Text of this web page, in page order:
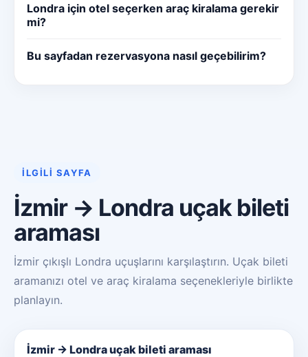
Londra için otel seçerken araç kiralama gerekir
mi?
Bu sayfadan rezervasyona nasıl geçebilirim?
İLGILI SAYFA
İzmir → Londra uçak bileti
araması
İzmir çıkışlı Londra uçuşlarını karşılaştırın. Uçak bileti
aramanızı otel ve araç kiralama seçenekleriyle birlikte
planlayın.
İzmir → Londra uçak bileti araması